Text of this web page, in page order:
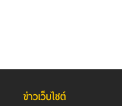
ข่าวเว็บไซต์